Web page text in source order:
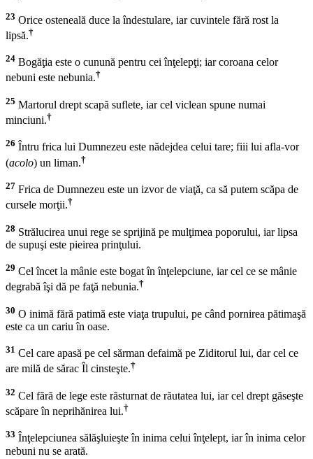
23 Orice osteneală duce la îndestulare, iar cuvintele fără rost la
lipsă.†
24 Bogăţia este o cunună pentru cei înţelepţi; iar coroana celor
nebuni este nebunia.†
25 Martorul drept scapă suflete, iar cel viclean spune numai
minciuni.†
26 Întru frica lui Dumnezeu este nădejdea celui tare; fiii lui afla-vor
(acolo) un liman.†
27 Frica de Dumnezeu este un izvor de viaţă, ca să putem scăpa de
cursele morţii.†
28 Strălucirea unui rege se sprijină pe mulţimea poporului, iar lipsa
de supuşi este pieirea prinţului.
29 Cel încet la mânie este bogat în înţelepciune, iar cel ce se mânie
degrabă îşi dă pe faţă nebunia.†
30 O inimă fără patimă este viaţa trupului, pe când pornirea pătimaşă
este ca un cariu în oase.
31 Cel care apasă pe cel sărman defaimă pe Ziditorul lui, dar cel ce
are milă de sărac Îl cinsteşte.†
32 Cel fără de lege este răsturnat de răutatea lui, iar cel drept găseşte
scăpare în neprihănirea lui.†
33 Înţelepciunea sălăşluieşte în inima celui înţelept, iar în inima celor
nebuni nu se arată.